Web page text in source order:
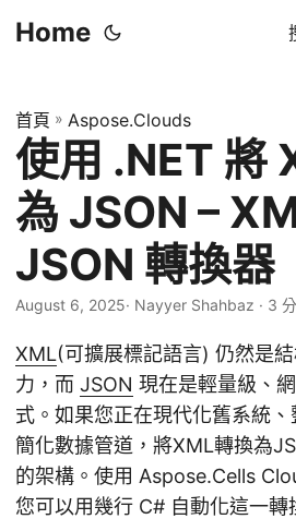
Home
首頁 » Aspose.Clouds
使用 .NET 將
為 JSON –
JSON 轉換器
August 6, 2025· Nayyer Shahbaz · 3
XML(可擴展標記語言) 仍然是
力，而 JSON 現在是輕量級、
式。如果您正在現代化舊系統
簡化數據管道，將XML轉換為
的架構。使用 Aspose.Cells
您可以用幾行 C# 自動化這一轉